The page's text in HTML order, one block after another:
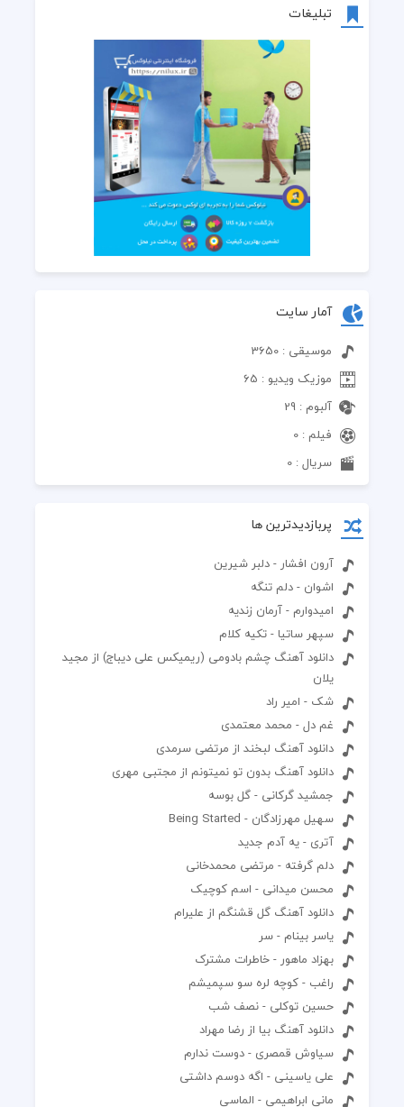
تبلیغات
آمار سایت
موسیقی : 3650
موزیک ویدیو : 65
آلبوم : 29
فیلم : 0
سریال : 0
پربازدیدترین ها
آرون افشار - دلبر شیرین
اشوان - دلم تنگه
امیدوارم - آرمان زندیه
سپهر ساتیا - تکیه کلام
دانلود آهنگ چشم بادومی (ریمیکس علی دیباج) از مجید
یلان
شک - امیر راد
غم دل - محمد معتمدی
دانلود آهنگ لبخند از مرتضی سرمدی
دانلود آهنگ بدون تو نمیتونم از مجتبی مهری
جمشید گرکانی - گل بوسه
سهیل مهرزادگان - Being Started
آتری - یه آدم جدید
دلم گرفته - مرتضی محمدخانی
محسن میدانی - اسم کوچیک
دانلود آهنگ گل قشنگم از علیرام
یاسر بینام - سر
بهزاد ماهور - خاطرات مشترک
راغب - کوچه لره سو سپمیشم
حسین توکلی - نصف شب
دانلود آهنگ بیا از رضا مهراد
سیاوش قمصری - دوست ندارم
علی یاسینی - اگه‌ دوسم داشتی
مانی ابراهیمی - الماسی